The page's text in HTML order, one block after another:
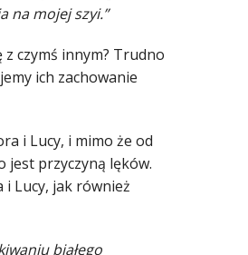
na mojej szyi.”
z czymś innym? Trudno
ich zachowanie
i Lucy, i mimo że od
jest przyczyną lęków.
i Lucy, jak również
białego